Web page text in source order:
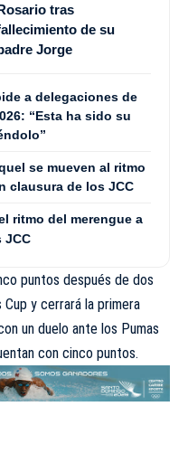
tras
de su
Jorge
a delegaciones de
“Esta ha sido su
se mueven al ritmo
clausura de los JCC
ritmo del merengue a
JCC
puntos después de dos
y cerrará la primera
un duelo ante los Pumas
con cinco puntos.